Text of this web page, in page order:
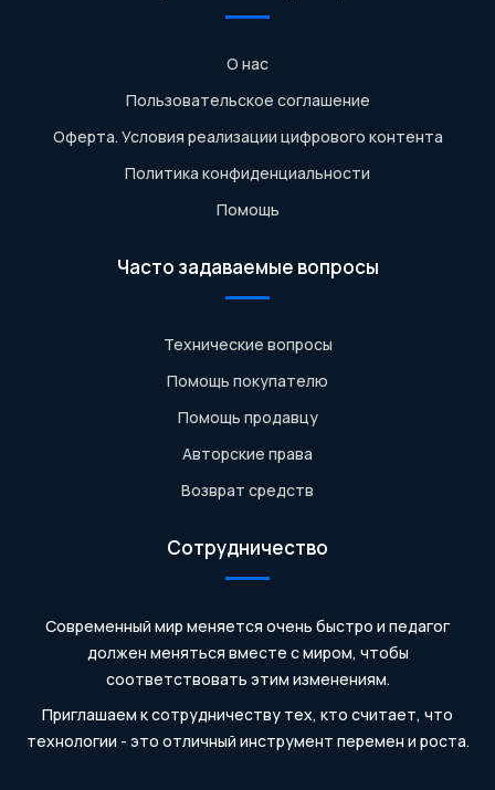
О нас
Пользовательское соглашение
Оферта. Условия реализации цифрового контента
Политика конфиденциальности
Помощь
Часто задаваемые вопросы
Технические вопросы
Помощь покупателю
Помощь продавцу
Авторские права
Возврат средств
Сотрудничество
Современный мир меняется очень быстро и педагог
должен меняться вместе с миром, чтобы
соответствовать этим изменениям.
Приглашаем к сотрудничеству тех, кто считает, что
технологии - это отличный инструмент перемен и роста.